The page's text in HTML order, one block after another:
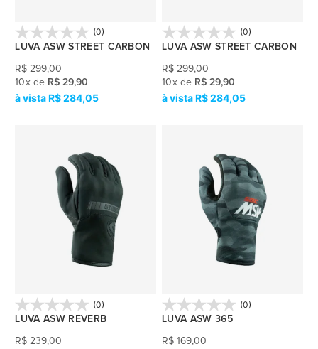
(0)
LUVA ASW STREET CARBON
R$ 299,00
10x de R$ 29,90
R$ 284,05
(0)
LUVA ASW STREET CARBON
R$ 299,00
10x de R$ 29,90
R$ 284,05
(0)
LUVA ASW REVERB
R$ 239,00
(0)
LUVA ASW 365
R$ 169,00